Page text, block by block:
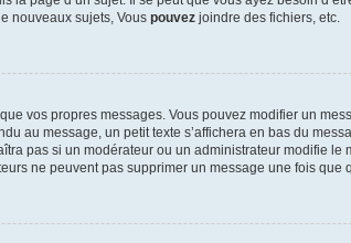
nouveaux sujets, Vous pouvez joindre des fichiers, etc.
vos propres messages. Vous pouvez modifier un
au message, un petit texte s’affichera en bas du
pas si un modérateur ou un administrateur modifie
ne peuvent pas supprimer un message une fois que